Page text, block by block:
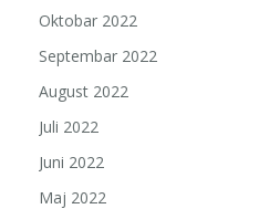
Oktobar 2022
Septembar 2022
August 2022
Juli 2022
Juni 2022
Maj 2022